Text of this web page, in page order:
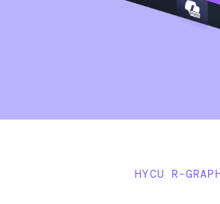
HYCU R-